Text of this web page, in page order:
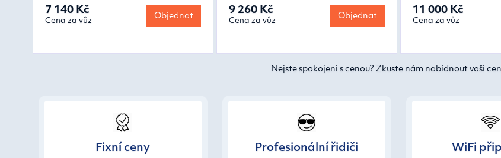
7 140 Kč
Cena za vůz
Objednat
9 260 Kč
Cena za vůz
Objednat
11 000 Kč
Cena za vůz
Nejste spokojeni s cenou? Zkuste nám nabídnout vaši
Fixní ceny Profesionální řidiči WiFi